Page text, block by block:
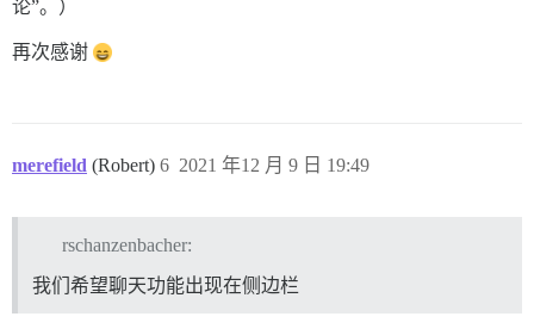
论”。）
再次感谢
merefield (Robert) 2021 年12 月 9 日 19:49
6
rschanzenbacher:
我们希望聊天功能出现在侧边栏